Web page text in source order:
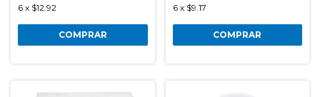
6 x $12.92 6 x $9.17
COMPRAR